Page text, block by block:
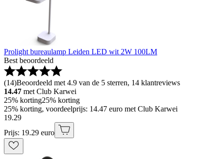
Prolight bureaulamp Leiden LED wit 2W 100LM
Best beoordeeld
(14)Beoordeeld met 4.9 van de 5 sterren, 14 klantreviews
14.47 met Club Karwei
25% korting25% korting
25% korting, voordeelprijs: 14.47 euro met Club Karwei
19.29
Prijs: 19.29 euro